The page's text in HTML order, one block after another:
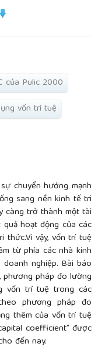
của Pulic 2000
vốn trí tuệ
chuyển hướng mạnh
sang nền kinh tế tri
càng trở thành một tài
hoạt động của các
thức.Vì vậy, vốn trí tuệ
từ phía các nhà kinh
nghiệp. Bài báo
phương pháp đo lường
vốn trí tuệ trong các
phương pháp đo
thêm của vốn trí tuệ
coefficient” được
đến nay.